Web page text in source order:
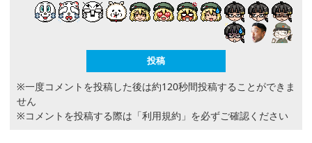
※一度コメントを投稿した後は約120秒間投稿することができま
せん
※コメントを投稿する際は 「利用規約」 を必ずご確認ください